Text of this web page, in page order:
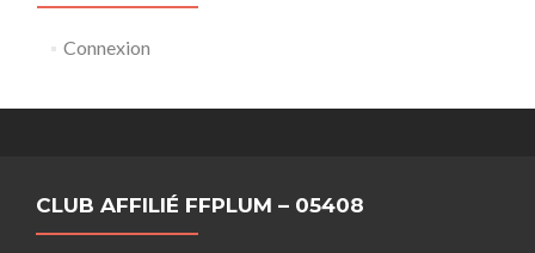
Connexion
CLUB AFFILIÉ FFPLUM – 05408